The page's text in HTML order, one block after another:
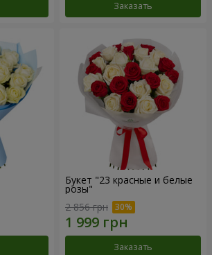
Заказать
Букет "23 красные и белые
розы"
2 856 грн
Заказать